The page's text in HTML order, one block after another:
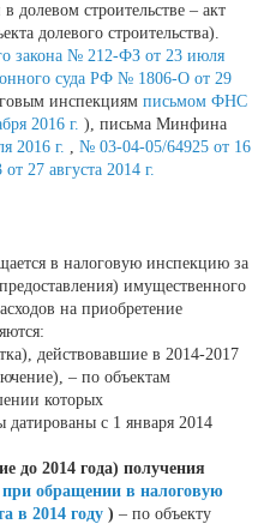
долевом строительстве – акт
долевого строительства).
закона № 212-ФЗ от 23 июля
суда РФ № 1806-О от 29
инспекциям письмом ФНС
2016 г. ), письма Минфина
2016 г. , № 03-04-05/64925 от 16
27 августа 2014 г.
в налоговую инспекцию за
имущественного
на приобретение
действовавшие в 2014-2017
– по объектам
которых
с 1 января 2014
до 2014 года) получения
при обращении в налоговую
в 2014 году ) – по объекту